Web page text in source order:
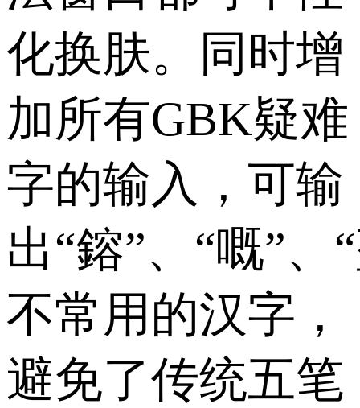
化换肤。同时增
加所有GBK疑难
字的输入，可输
出“鎔”、“嘅”、
不常用的汉字，
避免了传统五笔